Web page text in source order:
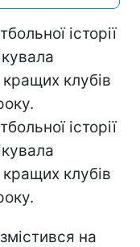
історії
клубів
історії
клубів
на